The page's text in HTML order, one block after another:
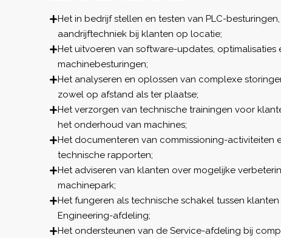
Het in bedrijf stellen en testen van PLC-besturingen,
aandrijftechniek bij klanten op locatie;
Het uitvoeren van software-updates, optimalisaties
machinebesturingen;
Het analyseren en oplossen van complexe
zowel op afstand als ter plaatse;
Het verzorgen van technische trainingen voor
het onderhoud van machines;
Het documenteren van commissioning-activiteiten
technische rapporten;
Het adviseren van klanten over mogelijke
machinepark;
Het fungeren als technische schakel tussen
Engineering-afdeling;
Het ondersteunen van de Service-afdeling bij